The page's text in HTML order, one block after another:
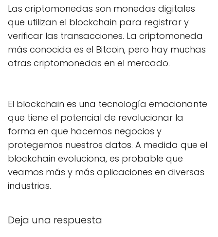
Las criptomonedas son monedas digitales
que utilizan el blockchain para registrar y
verificar las transacciones. La criptomoneda
más conocida es el Bitcoin, pero hay muchas
otras criptomonedas en el mercado.
El blockchain es una tecnología emocionante
que tiene el potencial de revolucionar la
forma en que hacemos negocios y
protegemos nuestros datos. A medida que el
blockchain evoluciona, es probable que
veamos más y más aplicaciones en diversas
industrias.
Deja una respuesta